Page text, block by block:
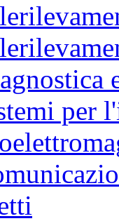
per